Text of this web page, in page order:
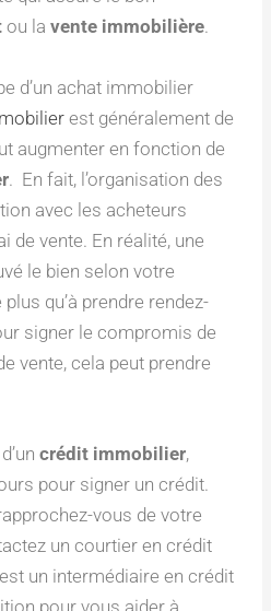
ou lavente immobilière.
d’un achat immobilier
est généralement de
augmenter en fonction de
. En fait, l’organisation des
avec les acheteurs
de vente. En réalité, une
le bien selon votre
qu’à prendre rendez-
signer le compromis de
vente, cela peut prendre
crédit immobilier,
pour signer un crédit.
vous de votre
un courtier en crédit
un intermédiaire en crédit
pour vous aider à